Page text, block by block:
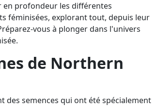
en profondeur les différentes
féminisées, explorant tout, depuis leur
vous à plonger dans l'univers
de Northern
des semences qui ont été spécialement